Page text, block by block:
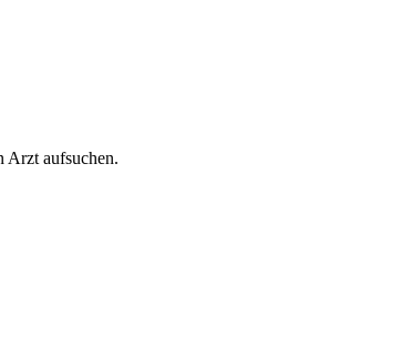
Arzt aufsuchen.